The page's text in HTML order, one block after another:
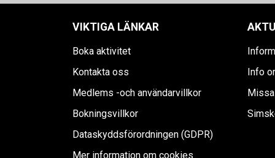
VIKTIGA LÄNKAR
Boka aktivitet
Kontakta oss
Medlems -och användarvillkor
Bokningsvillkor
Dataskyddsförordningen (GDPR)
Mer information om cookies
Info